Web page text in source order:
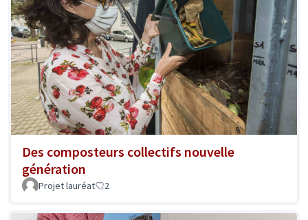
Des composteurs collectifs nouvelle
génération
Projet lauréat 2